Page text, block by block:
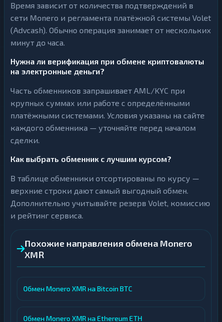
Время зависит от количества подтверждений в
сети Monero и регламента платёжной системы Volet
(Advcash). Обычно операция занимает от нескольких
минут до часа.
Нужна ли верификация при обмене криптовалюты
на электронные деньги?
Часть обменников запрашивает AML/KYC при
крупных суммах или работе с определёнными
платёжными системами. Условия указаны на сайте
каждого обменника — уточняйте перед началом
сделки.
Как выбрать обменник с лучшим курсом?
В таблице обменники отсортированы по курсу —
верхние строки дают самый выгодный обмен.
Дополнительно учитывайте резерв Volet, комиссию
и рейтинг сервиса.
Похожие направления обмена Monero
XMR
Обмен Monero XMR на Bitcoin BTC
Обмен Monero XMR на Ethereum ETH